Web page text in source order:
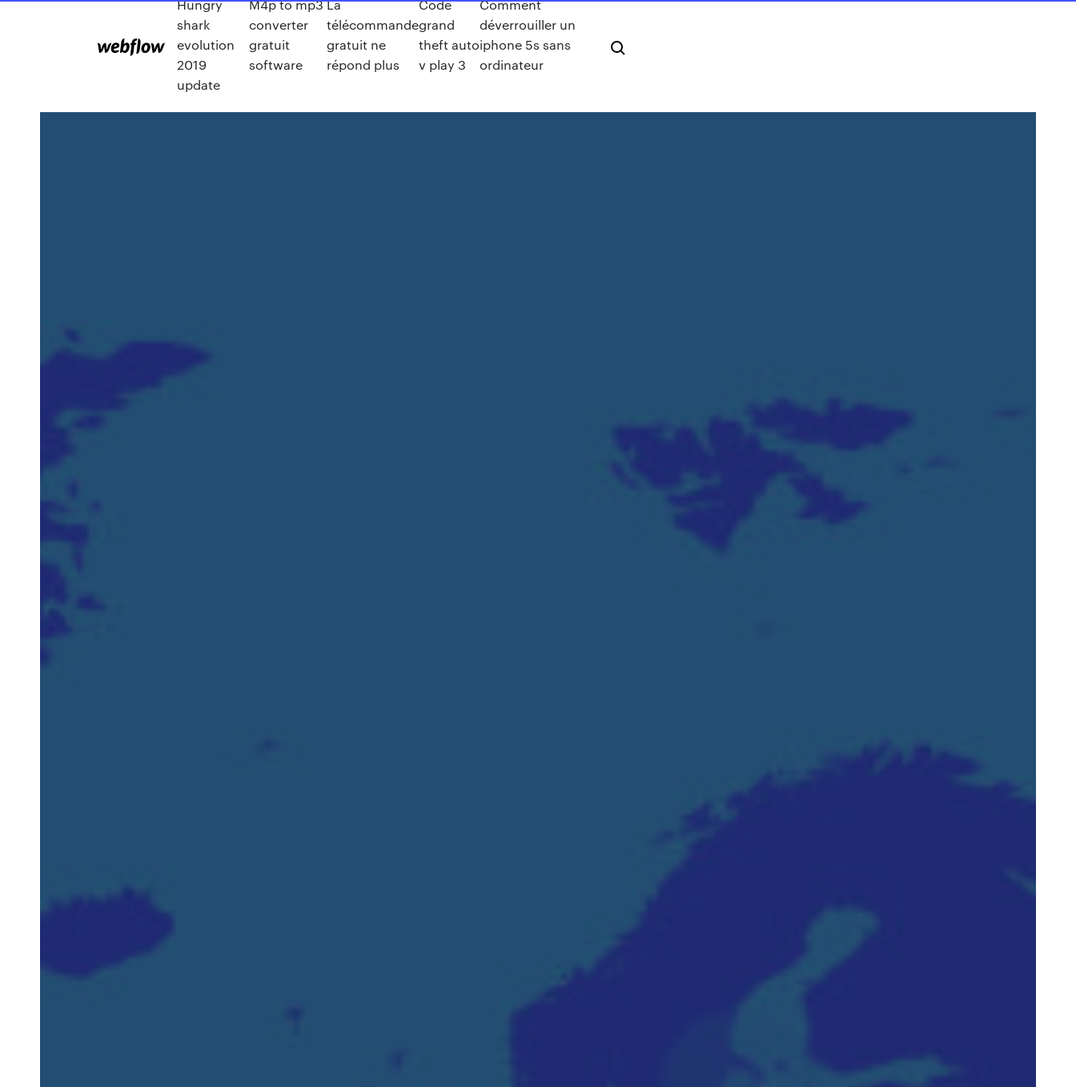
Hungry
shark
evolution
2019
update
M4p to mp3
converter
gratuit
software
La
télécommande
gratuit ne
répond plus
Code
grand
theft auto
v play 3
Comment
déverrouiller un
iphone 5s sans
ordinateur